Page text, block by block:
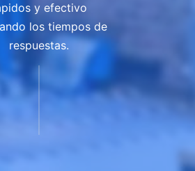
y efectivo
los tiempos de
respuestas.